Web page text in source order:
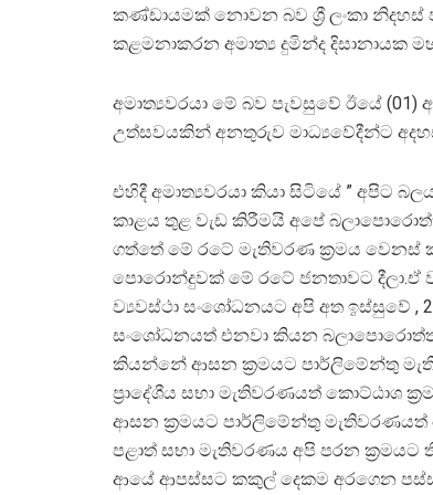
කණ්ඩායමක් නොවන බව ශ්‍රී ලංකා නිදහස්
කළමනාකරන අමාත්‍ය දුමින්ද දිසානායක
අමාත්‍යවරයා මේ බව පැවසුවේ ඊයේ (01)
උත්සවයකින් අනතුරුව මාධ්‍යවේදීන්ට
එහිදී අමාත්‍යවරයා කියා සිටියේ ” අපිට
කාළය තුළ වැඩ කිරීමයි අපේ
ගත්තේ මේ රටේ මැතිවරණ ක්‍රමය වෙනස්
පොරොන්දුවක් මේ රටේ ජනතාවට දීලා.ඒ
ව්‍යවස්ථා සංශෝධනයට අපි අත ඉස්සුවේ ,
සංශෝධනයත් එනවා කියන
කියන්නේ ආසන ක්‍රමයට පාර්ලිමේන්තු
ප්‍රාදේශීය සභා මැතිවරණයත් කොට්ඨාශ
ආසන ක්‍රමයට පාර්ලිමේන්තු
පළාත් සභා මැතිවරණය අපි පරන
ආයේ ආපස්සට කකුල් දෙකම අරගෙන